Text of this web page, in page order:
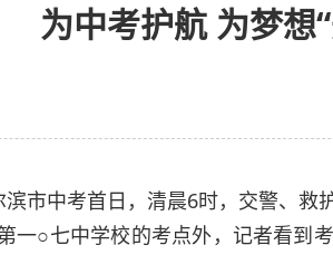
为中考护航 为梦想
中考首日，清晨6时，交警、救
一○七中学校的考点外，记者看到